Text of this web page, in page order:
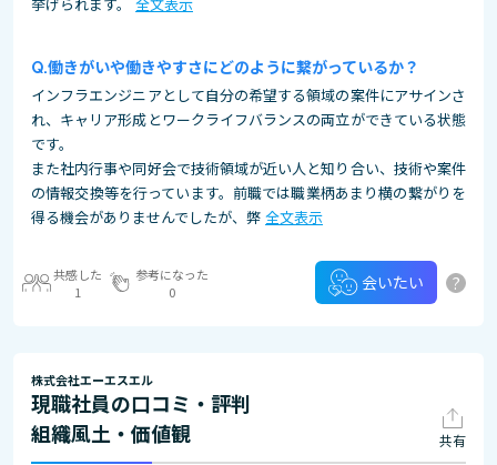
働きがいや働きやすさにどのように繋がっているか？
インフラエンジニアとして自分の希望する領域の案件にアサインさ
れ、キャリア形成とワークライフバランスの両立ができている状態
です。
また社内行事や同好会で技術領域が近い人と知り合い、技術や案件
の情報交換等を行っています。前職では職業柄あまり横の繋がりを
得る機会がありませんでしたが、弊 全文表示
共感した
1
参考になった
0
会いたい ?
株式会社エーエスエル
現職社員の口コミ・評判
組織風土・価値観
共有